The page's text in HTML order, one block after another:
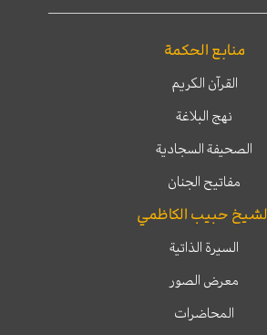
منابع الحكمة
القرآن الكريم
نهج البلاغة
الصحيفة السجادية
مفاتيح الجنان
حبيب الكاظمي
السيرة الذاتية
معرض الصور
المحاضرات